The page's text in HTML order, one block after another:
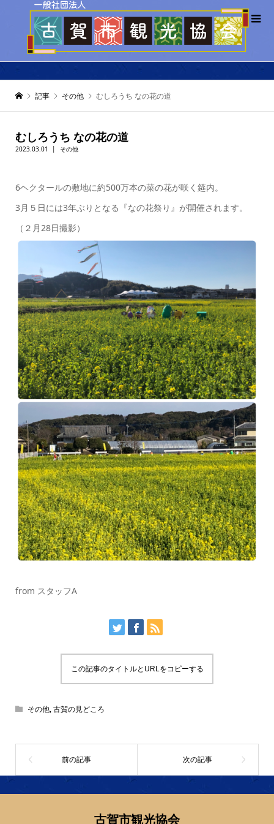
記事 その他 むしろうち なの花の道
むしろうち なの花の道
2023.03.01 その他
6ヘクタールの敷地に約500万本の菜の花が咲く筵内。
3月５日には3年ぶりとなる『なの花祭り』が開催されます。
（２月28日撮影）
from スタッフA
この記事のタイトルとURLをコピーする
その他,古賀の見どころ
古賀市観光協会